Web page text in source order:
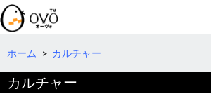
検
索
コ
テ
ツ
へ
ホーム > カルチャー
カルチャー